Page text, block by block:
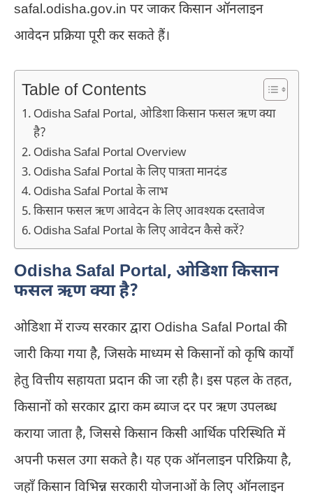
safal.odisha.gov.in पर जाकर किसान ऑनलाइन
आवेदन प्रक्रिया पूरी कर सकते हैं।
Table of Contents
Odisha Safal Portal, ओडिशा किसान फसल ऋण क्या
है?
Odisha Safal Portal Overview
Odisha Safal Portal के लिए पात्रता मानदंड
Odisha Safal Portal के लाभ
किसान फसल ऋण आवेदन के लिए आवश्यक दस्तावेज
Odisha Safal Portal के लिए आवेदन कैसे करें?
Odisha Safal Portal, ओडिशा किसान
फसल ऋण क्या है?
ओडिशा में राज्य सरकार द्वारा Odisha Safal Portal की
जारी किया गया है, जिसके माध्यम से किसानों को कृषि कार्यों
हेतु वित्तीय सहायता प्रदान की जा रही है। इस पहल के तहत,
किसानों को सरकार द्वारा कम ब्याज दर पर ऋण उपलब्ध
कराया जाता है, जिससे किसान किसी आर्थिक परिस्थिति में
अपनी फसल उगा सकते है। यह एक ऑनलाइन परिक्रिया है,
जहाँ किसान विभिन्न सरकारी योजनाओं के लिए ऑनलाइन